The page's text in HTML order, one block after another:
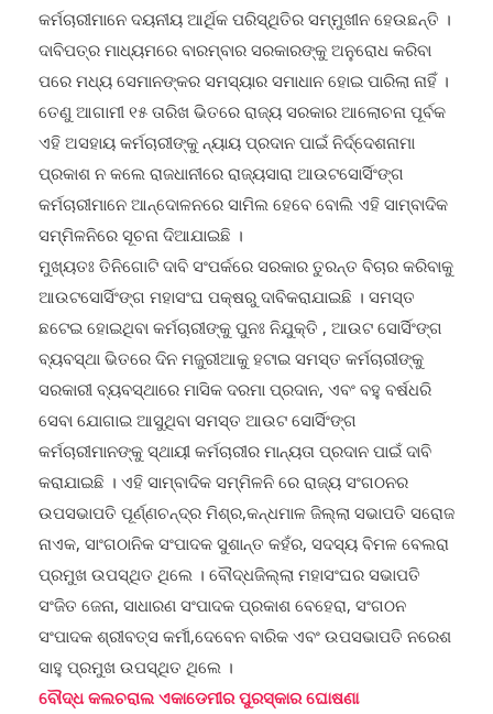
କର୍ମଚାରୀମାନେ ଦୟନୀୟ ଆର୍ଥିକ ପରିସ୍ଥିତିର ସମ୍ମୁଖୀନ ହେଉଛନ୍ତି ।
ଦାବିପତ୍ର ମାଧ୍ୟମରେ ବାରମ୍ବାର ସରକାରଙ୍କୁ ଅନୁରୋଧ କରିବା
ପରେ ମଧ୍ୟ ସେମାନଙ୍କର ସମସ୍ୟାର ସମାଧାନ ହୋଇ ପାରିଲା ନାହିଁ ।
ତେଣୁ ଆଗାମୀ ୧୫ ତାରିଖ ଭିତରେ ରାଜ୍ୟ ସରକାର ଆଲୋଚନା ପୂର୍ବକ
ଏହି ଅସହାୟ କର୍ମଚାରୀଙ୍କୁ ନ୍ୟାୟ ପ୍ରଦାନ ପାଇଁ ନିର୍ଦ୍ଦେଶନାମା
ପ୍ରକାଶ ନ କଲେ ରାଜଧାନୀରେ ରାଜ୍ୟସାରା ଆଉଟସୋର୍ସିଂଙ୍ଗ
କର୍ମଚାରୀମାନେ ଆନ୍ଦୋଳନରେ ସାମିଲ ହେବେ ବୋଲି ଏହି ସାମ୍ବାଦିକ
ସମ୍ମିଳନିରେ ସୂଚନା ଦିଆଯାଇଛି ।
ମୁଖ୍ୟତଃ ତିନିଗୋଟି ଦାବି ସଂପର୍କରେ ସରକାର ତୁରନ୍ତ ବିଚାର କରିବାକୁ
ଆଉଟସୋର୍ସିଂଙ୍ଗ ମହାସଂଘ ପକ୍ଷରୁ ଦାବିକରାଯାଇଛି । ସମସ୍ତ
ଛଟେଇ ହୋଇଥିବା କର୍ମଚାରୀଙ୍କୁ ପୁନଃ ନିଯୁକ୍ତି , ଆଉଟ ସୋର୍ସିଂଙ୍ଗ
ବ୍ୟବସ୍ଥା ଭିତରେ ଦିନ ମଜୁରୀଆକୁ ହଟାଇ ସମସ୍ତ କର୍ମଚାରୀଙ୍କୁ
ସରକାରୀ ବ୍ୟବସ୍ଥାରେ ମାସିକ ଦରମା ପ୍ରଦାନ, ଏବଂ ବହୁ ବର୍ଷଧରି
ସେବା ଯୋଗାଇ ଆସୁଥିବା ସମସ୍ତ ଆଉଟ ସୋର୍ସିଂଙ୍ଗ
କର୍ମଚାରୀମାନଙ୍କୁ ସ୍ଥାୟୀ କର୍ମଚାରୀର ମାନ୍ୟତା ପ୍ରଦାନ ପାଇଁ ଦାବି
କରାଯାଇଛି । ଏହି ସାମ୍ବାଦିକ ସମ୍ମିଳନି ରେ ରାଜ୍ୟ ସଂଗଠନର
ଉପସଭାପତି ପୂର୍ଣ୍ଣଚନ୍ଦ୍ର ମିଶ୍ର,କନ୍ଧମାଳ ଜିଲ୍ଲା ସଭାପତି ସରୋଜ
ନାଏକ, ସାଂଗଠାନିକ ସଂପାଦକ ସୁଶାନ୍ତ କହଁର, ସଦସ୍ୟ ବିମଳ ବେଲରା
ପ୍ରମୁଖ ଉପସ୍ଥିତ ଥିଲେ । ବୌଦ୍ଧଜିଲ୍ଲା ମହାସଂଘର ସଭାପତି
ସଂଜିତ ଜେନା, ସାଧାରଣ ସଂପାଦକ ପ୍ରକାଶ ବେହେରା, ସଂଗଠନ
ସଂପାଦକ ଶ୍ରୀବତ୍ସ କର୍ମୀ,ଦେବେନ ବାରିକ ଏବଂ ଉପସଭାପତି ନରେଶ
ସାହୁ ପ୍ରମୁଖ ଉପସ୍ଥିତ ଥିଲେ ।
ବୌଦ୍ଧ କଲଚରାଲ ଏକାଡେମୀର ପୁରସ୍କାର ଘୋଷଣା